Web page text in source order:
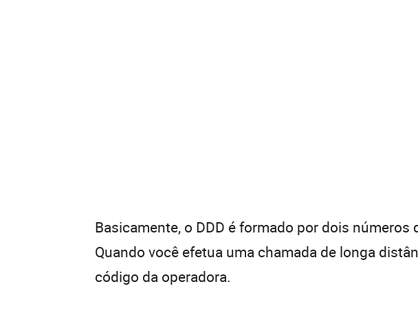
Basicamente, o DDD é formado por dois
Quando você efetua uma chamada de longa
código da operadora.